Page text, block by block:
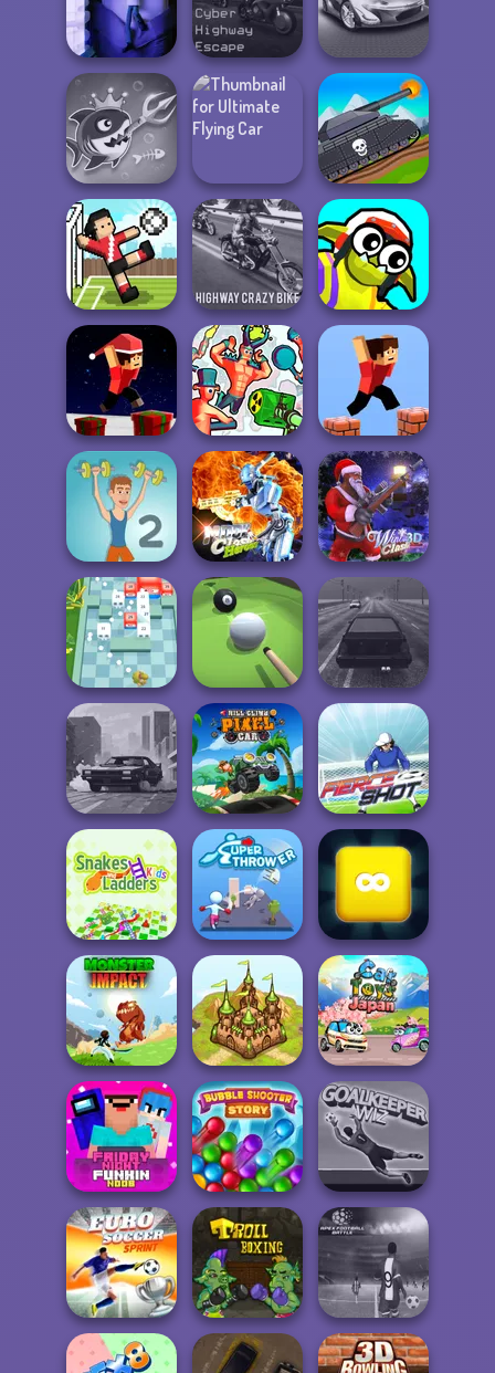
Sniper Combat
3D
Gang Brawlers
MX Offroad
Master
Cursed Dreams
Cyber Highway
Grand Cyber City
Fish Stab Getting
Big
Ultimate Flying
Car
Tanks 2D: Tank
Wars
Soccer Random
Highway Crazy
Bike
Funny Blade &
Magic
Parkour Block
Xmas Special
Funny Shooter 2 Parkour Block 3D
Muscle Clicker 2
Moon Clash
Heroes
Winter Clash 3D
Break n Bounce Pool Master 3D Highway Traffic
City Rider
Hill Climb Pixel
Car
Fierce Shot
Snakes and
Ladders
Super Thrower
Merge Block
2048
Monster Impact Takeover Car Toys: Japan
Friday Night
Funkin Noob
Bubble Shooter
Story
Goalkeeper Wiz